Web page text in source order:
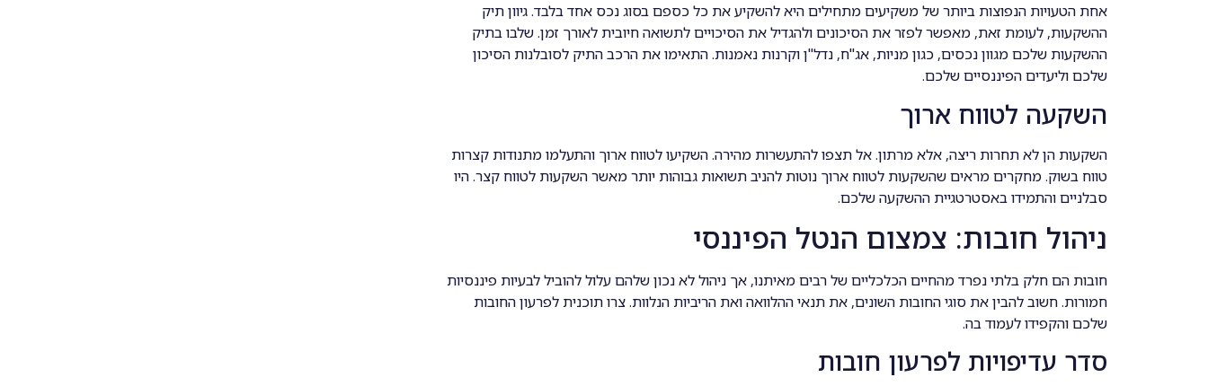
אחת הטעויות הנפוצות ביותר של משקיעים מתחילים היא להשקיע את כל כספם בסוג נכס אחד בלבד. גיוון תיק
ההשקעות, לעומת זאת, מאפשר לפזר את הסיכונים ולהגדיל את הסיכויים לתשואה חיובית לאורך זמן. שלבו בתיק
ההשקעות שלכם מגוון נכסים, כגון מניות, אג"ח, נדל"ן וקרנות נאמנות. התאימו את הרכב התיק לסובלנות הסיכון
שלכם וליעדים הפיננסיים שלכם.
השקעה לטווח ארוך
השקעות הן לא תחרות ריצה, אלא מרתון. אל תצפו להתעשרות מהירה. השקיעו לטווח ארוך והתעלמו מתנודות קצרות
טווח בשוק. מחקרים מראים שהשקעות לטווח ארוך נוטות להניב תשואות גבוהות יותר מאשר השקעות לטווח קצר. היו
סבלניים והתמידו באסטרטגיית ההשקעה שלכם.
ניהול חובות: צמצום הנטל הפיננסי
חובות הם חלק בלתי נפרד מהחיים הכלכליים של רבים מאיתנו, אך ניהול לא נכון שלהם עלול להוביל לבעיות פיננסיות
חמורות. חשוב להבין את סוגי החובות השונים, את תנאי ההלוואה ואת הריביות הנלוות. צרו תוכנית לפרעון החובות
שלכם והקפידו לעמוד בה.
סדר עדיפויות לפרעון חובות